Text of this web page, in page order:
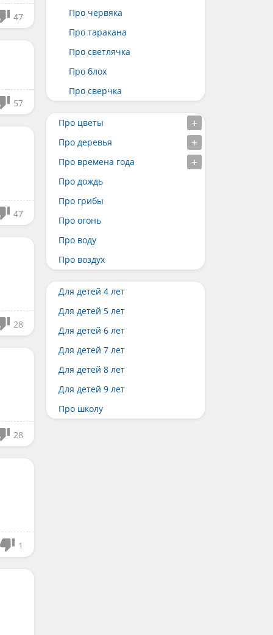
47
57
47
28
28
1
Про червяка
Про таракана
Про светлячка
Про блох
Про сверчка
Про цветы
Про деревья
Про времена года
Про дождь
Про грибы
Про огонь
Про воду
Про воздух
Для детей 4 лет
Для детей 5 лет
Для детей 6 лет
Для детей 7 лет
Для детей 8 лет
Для детей 9 лет
Про школу